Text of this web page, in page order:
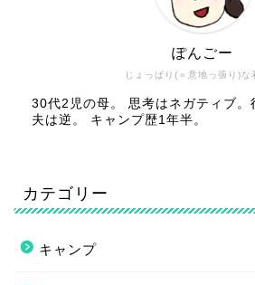
じょっぱり(＝意地っ張り)な
ぽんごー
30代2児の母。 思考はネガティブ。
夫は逆。 キャンプ歴1年半。
カテゴリー
キャンプ